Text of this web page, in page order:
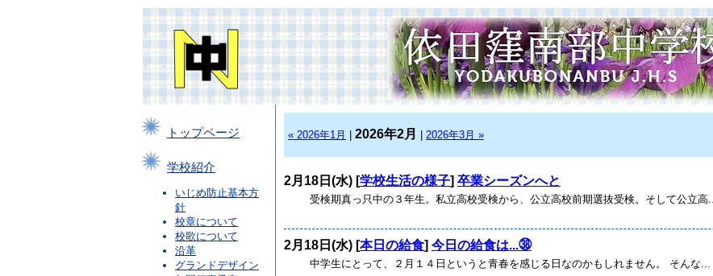
トップページ
学校紹介
いじめ防止基本方
針
校章について
校歌について
沿革
グランドデザイン
« 2026年1月 2026年2月 2026年3月 »
2月18日(水) [学校生活の様子] 卒業シーズンへと
受検期真っ只中の３年生。私立高校受検から、公立高校前期選抜受検。そして公立高...
2月18日(水) [本日の給食] 今日の給食は...㊳
中学生にとって、２月１４日というと青春を感じる日なのかもしれません。 そんな...